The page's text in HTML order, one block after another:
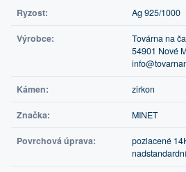
Ryzost: Ag 925/1000
Výrobce:
Továrna na
54901 Nové
Kámen: zirkon
Značka: MINET
Povrchová úprava:
pozlacené